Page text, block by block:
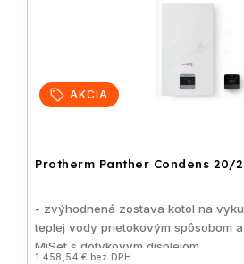
AKCIA
Protherm Panther Condens 20/
1 458,54 € bez DPH
- zvýhodnená zostava kotol na
teplej vody prietokovým spôsobom
MiSet s dotykovým displejom